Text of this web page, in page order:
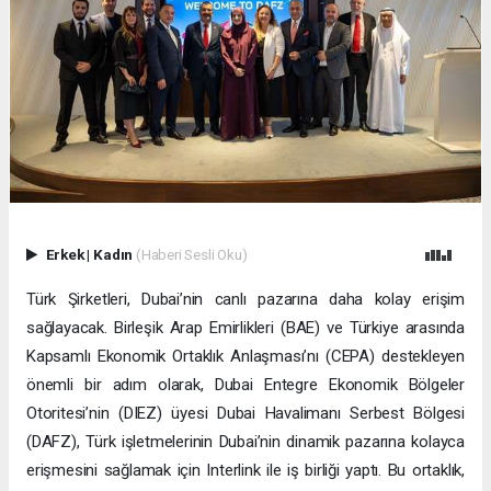
Erkek| Kadın (Haberi Sesli Oku)
Türk Şirketleri, Dubai’nin canlı pazarına daha kolay erişim
sağlayacak. Birleşik Arap Emirlikleri (BAE) ve Türkiye arasında
Kapsamlı Ekonomik Ortaklık Anlaşması’nı (CEPA) destekleyen
önemli bir adım olarak, Dubai Entegre Ekonomik Bölgeler
Otoritesi’nin (DIEZ) üyesi Dubai Havalimanı Serbest Bölgesi
(DAFZ), Türk işletmelerinin Dubai’nin dinamik pazarına kolayca
erişmesini sağlamak için Interlink ile iş birliği yaptı. Bu ortaklık,